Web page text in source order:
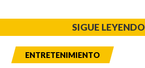
SIGUE LEYENDO
ENTRETENIMIENTO